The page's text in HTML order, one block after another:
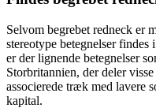
Selvom begrebet redneck er
stereotype betegnelser
er der lignende betegnelser
Storbritannien, der deler
associerede træk med lavere
kapital.